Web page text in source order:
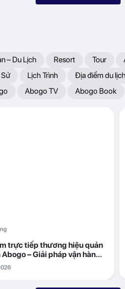
– Du Lịch Resort Tour
Lịch Trình Địa điểm du
Abogo TV Abogo Book
trực tiếp thương hiệu quản
– Giải pháp vận hành
quả, minh bạch